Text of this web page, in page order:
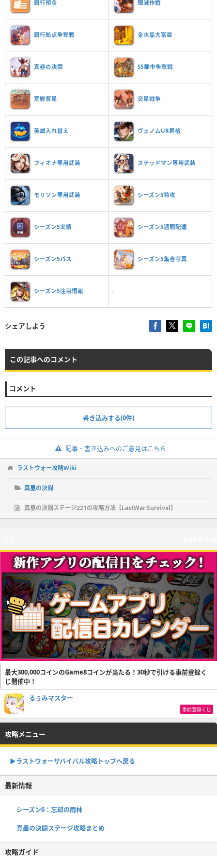
銀行預金 殲滅作戦
銀行拠点争奪戦 金水晶大富豪
真昼の決闘 S5都市争奪戦
荒野貿易 交易戦争
英雄入れ替え ヴェノムUR昇格
フィオナ専用武装 ステッドマン専用武装
モリソン専用武装 シーズン5特攻
シーズン5実績 シーズン5週間配達
シーズン5パス シーズン5集合写真
シーズン5注目情報 -
シェアしよう
この記事へのコメント
コメント
書き込みする(0件)
記事・書き込みへのご意見はこちら
ラストウォー攻略Wiki
真昼の決闘
真昼の決闘ステージ221の攻略方法【LastWar:Survival】
最大300,000コインのGame8コインが当たる！30秒で引ける事前登録く
じ開催中！
るぅみマスター
事前登録くじ
攻略メニュー
▶︎ラストウォーサバイバル攻略トップへ戻る
最新情報
シーズン6：忘却の雨林
真昼の決闘ステージ攻略まとめ
攻略ガイド